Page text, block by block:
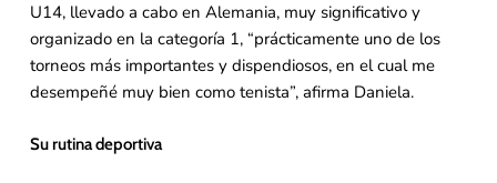
U14, llevado a cabo en Alemania, muy significativo y
organizado en la categoría 1, “prácticamente uno de los
torneos más importantes y dispendiosos, en el cual me
desempeñé muy bien como tenista”, afirma Daniela.
Su rutina deportiva